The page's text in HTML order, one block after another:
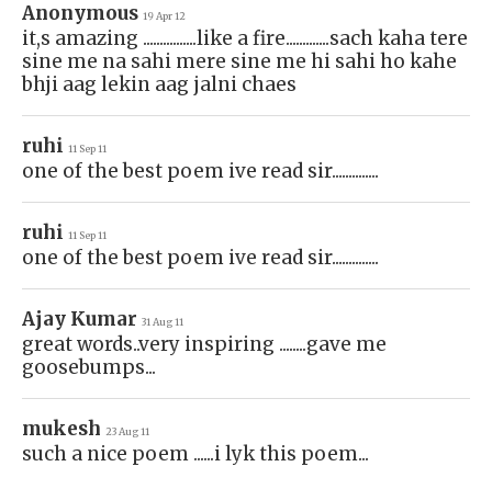
Anonymous 19 Apr 12
it,s amazing ................like a fire.............sach kaha tere
sine me na sahi mere sine me hi sahi ho kahe
bhji aag lekin aag jalni chaes
ruhi 11 Sep 11
one of the best poem ive read sir..............
ruhi 11 Sep 11
one of the best poem ive read sir..............
Ajay Kumar 31 Aug 11
great words..very inspiring ........gave me
goosebumps...
mukesh 23 Aug 11
such a nice poem ......i lyk this poem...